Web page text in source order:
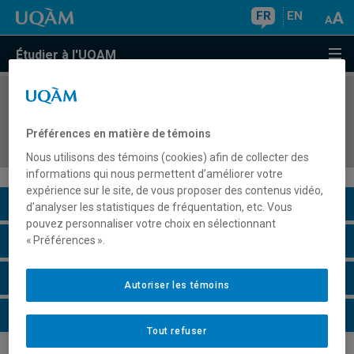
FR EN
Étudier à l'UQAM
COURS//
secondaire
Description du cours
Horaire - Été 2026
Horaire - Automne 2026
Horaire - Hiver 2027
Préférences en matière de témoins
Nous utilisons des témoins (cookies) afin de collecter des
informations qui nous permettent d’améliorer votre
expérience sur le site, de vous proposer des contenus vidéo,
d’analyser les statistiques de fréquentation, etc. Vous
pouvez personnaliser votre choix en sélectionnant
« Préférences ».
Tout refuser
Autoriser les témoins